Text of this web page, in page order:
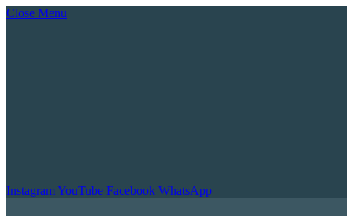
Close Menu
InstagramYouTube Facebook WhatsApp